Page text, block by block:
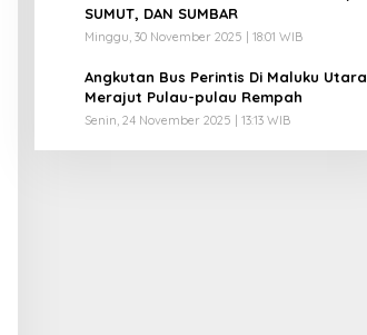
SUMUT, DAN SUMBAR
Minggu, 30 November 2025 | 18:01 WIB
Angkutan Bus Perintis Di Maluku Utara
Merajut Pulau-pulau Rempah
Senin, 24 November 2025 | 13:13 WIB